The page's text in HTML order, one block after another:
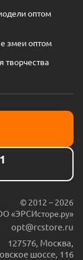
оптом
змеи оптом
творчества
© 2012 – 2026
«ЭРСИсторе.ру»
opt@rcstore.ru
127576 Москва
шоссе, 116